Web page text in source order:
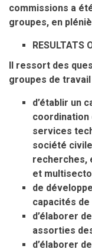
commissions a
groupes, en
RESULTATS
Il ressort des
groupes de
d’établir un
services
société
recherches,
et
de
capacités
d’élaborer
assorties
d’élaborer